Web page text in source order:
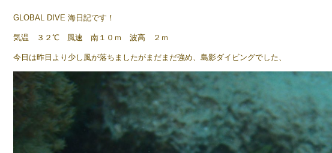
GLOBAL DIVE 海日記です！
気温 ３２℃ 風速 南１０ｍ 波高 ２ｍ
今日は昨日より少し風が落ちましたがまだまだ強め、島影ダイビングでした、